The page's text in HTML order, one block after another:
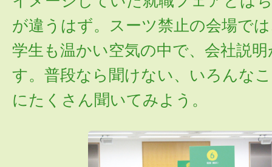
が違うはず。スーツ禁止の会場で
学生も温かい空気の中で、会社説
す。普段なら聞けない、いろんな
にたくさん聞いてみよう。